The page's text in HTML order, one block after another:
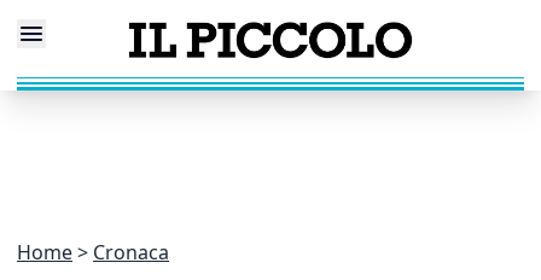
Home Cronaca